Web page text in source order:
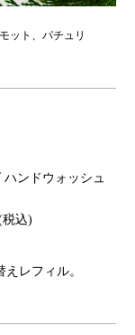
ット、パチュリ
ンドウォッシュ
込)
レフィル。